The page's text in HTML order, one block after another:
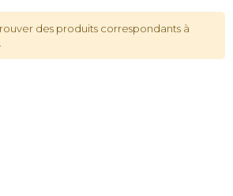
des produits correspondants à